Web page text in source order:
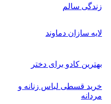
زندگی سالم
لایه سازان دماوند
بهترین کادو برای دختر
خرید قسطی لباس زنانه و
مردانه